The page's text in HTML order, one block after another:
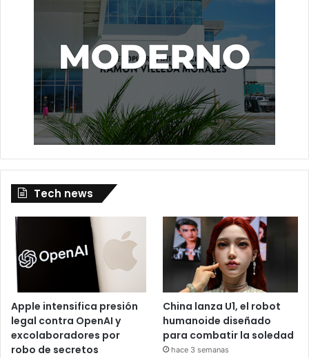
Tech news
Apple intensifica presión
legal contra OpenAI y
excolaboradores por
robo de secretos
China lanza U1, el robot
humanoide diseñado
para combatir la soledad
hace 3 semanas